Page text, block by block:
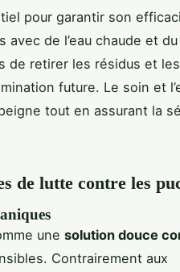
pour garantir son
de l’eau chaude et
de retirer les résidus et les
future. Le soin et
tout en assurant la
de lutte contre les
une solution douce
Contrairement aux